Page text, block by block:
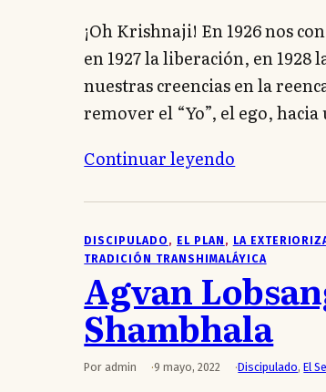
¡Oh Krishnaji! En 1926 nos
en 1927 la liberación, en 1928
nuestras creencias en la
remover el “Yo”, el ego,
Continuar leyendo
DISCIPULADO , EL PLAN , LA
TRADICIÓN TRANSHIMALÁYICA
Agvan
Shambhala
Por admin 9 mayo, 2022 Discipulado,El